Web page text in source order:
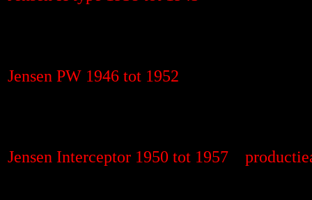
Jensen PW 1946 tot 1952
Jensen Interceptor 1950 tot 1957